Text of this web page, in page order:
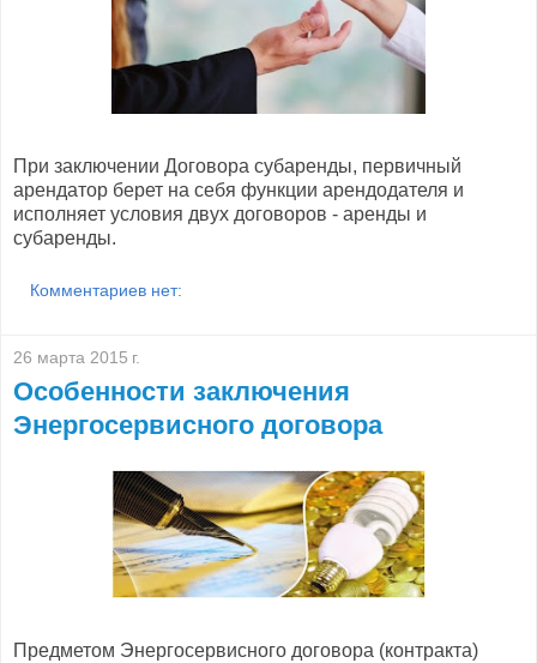
При заключении Договора субаренды, первичный
арендатор берет на себя функции арендодателя и
исполняет условия двух договоров - аренды и
субаренды.
Комментариев нет:
26 марта 2015 г.
Особенности заключения
Энергосервисного договора
Предметом Энергосервисного договора (контракта)